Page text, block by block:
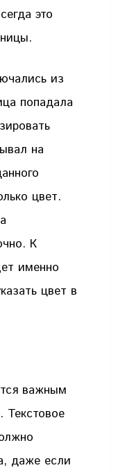
это
из
попадала
на
цвет.
К
именно
цвет в
важным
Текстовое
даже если